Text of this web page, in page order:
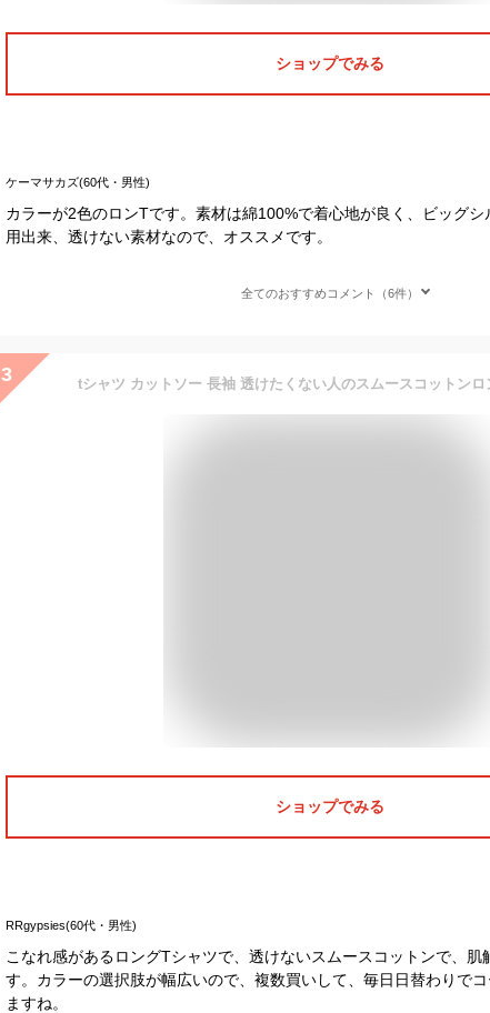
ショップでみる
ケーマサカズ(60代・男性)
カラーが2色のロンTです。素材は綿100%で着心地が良く、ビッグ
用出来、透けない素材なので、オススメです。
全てのおすすめコメント（6件）
3
ショップでみる
RRgypsies(60代・男性)
こなれ感があるロングTシャツで、透けないスムースコットンで、肌
す。カラーの選択肢が幅広いので、複数買いして、毎日日替わりで
ますね。